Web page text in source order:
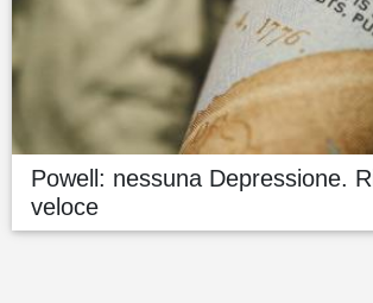
Powell: nessuna Depressione.
veloce